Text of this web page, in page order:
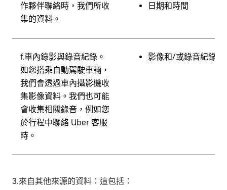
作夥伴聯絡時，我們所收
集的資料。
日期和時間
f.車內錄影與錄音紀錄。
如您搭乘自動駕駛車輛，
我們會透過車內攝影機收
集影像資料。我們也可能
會收集相關錄音，例如您
於行程中聯絡 Uber 客服
時。
影像和/或錄音紀錄
3.來自其他來源的資料 ：這包括：